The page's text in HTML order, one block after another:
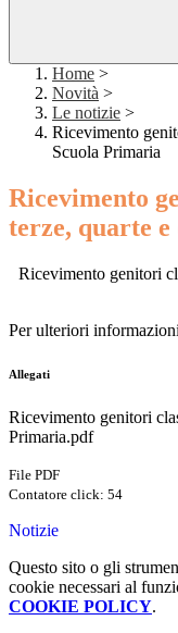
Home >
Novità >
Le notizie >
Ricevimento
Scuola Primaria
Ricevimento
terze, quarte
Ricevimento genitori
Per ulteriori
Allegati
Ricevimento genitori
Primaria.pdf
File PDF
Contatore click: 54
Notizie
Questo sito o gli
cookie necessari al
COOKIE POLICY.